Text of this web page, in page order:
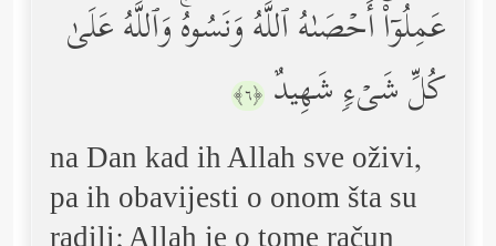
عَمِلُوۤاْۚ أَحۡصَىٰهُ ٱللَّهُ وَنَسُوهُۚ وَٱللَّهُ عَلَىٰ
كُلِّ شَیۡءࣲ شَهِیدٌ ﴿٦﴾
na Dan kad ih Allah sve oživi,
pa ih obavijesti o onom šta su